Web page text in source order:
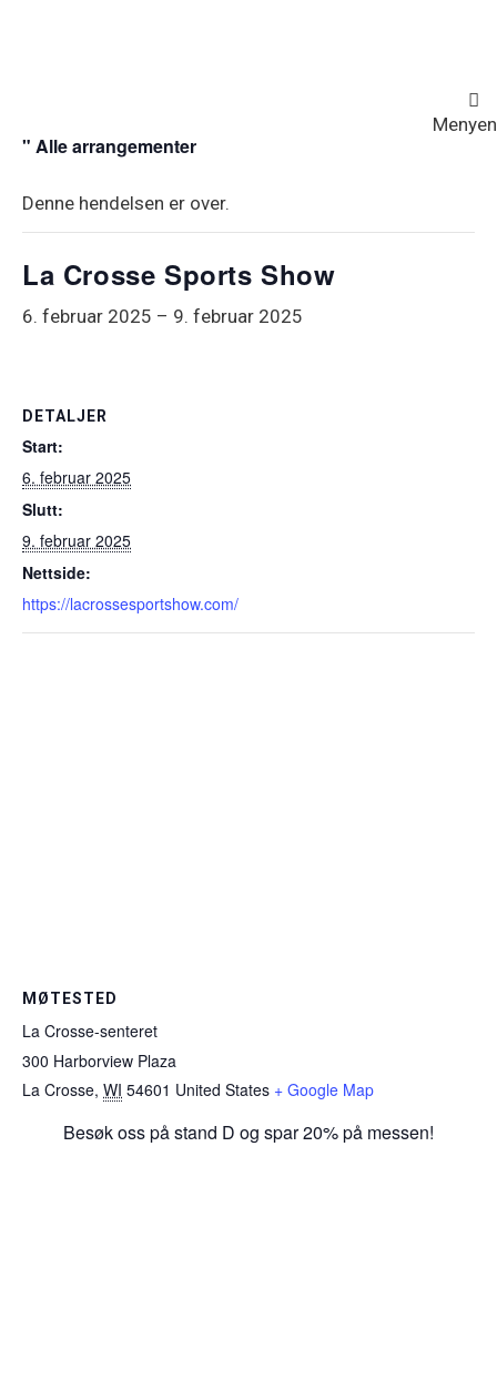
Menyen
" Alle arrangementer
Denne hendelsen er over.
La Crosse Sports Show
6. februar 2025 – 9. februar 2025
Besøk oss på stand D og spar 20% på messen!
DETALJER
Start:
6. februar 2025
Slutt:
9. februar 2025
Nettside:
https://lacrossesportshow.com/
MØTESTED
La Crosse-senteret
300 Harborview Plaza
La Crosse, WI 54601 United States + Google Map